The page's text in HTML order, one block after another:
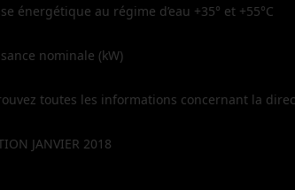
énergétique au régime d’eau +35° et +55°C
nominale (kW)
toutes les informations concernant la
JANVIER 2018